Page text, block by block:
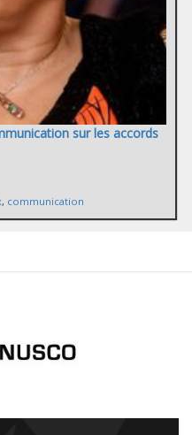
sur les accords
, communication